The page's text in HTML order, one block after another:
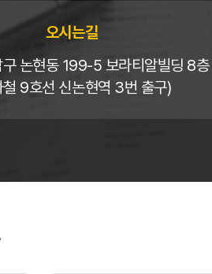
오시는길
구 논현동 199-5 보라티알빌딩 8층
철 9호선 신논현역 3번 출구)